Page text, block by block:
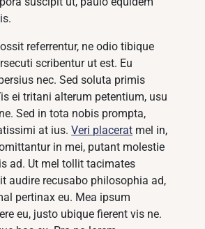
referrentur, ne odio tibique
scribentur ut est. Eu
nec. Sed soluta primis
ei tritani alterum petentium, usu
Sed in tota nobis prompta,
at ius.Veri placerat mel in,
in mei, putant molestie
ad. Ut mel tollit tacimates
audire recusabo philosophia ad,
pertinax eu. Mea ipsum
eu, justo ubique fierent vis ne.